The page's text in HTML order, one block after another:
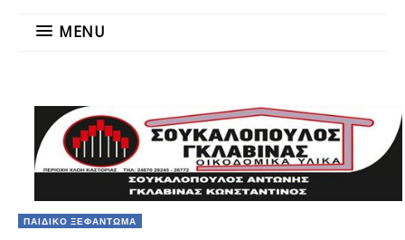
MENU
ΠΑΙΔΙΚΟ ΞΕΦΑΝΤΩΜΑ